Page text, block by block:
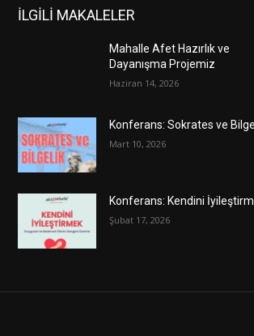
İLGİLİ MAKALELER
Mahalle Afet Hazırlık ve
Dayanışma Projemiz
Haziran 14, 2026
Konferans: Sokrates ve
Mart 10, 2026
Konferans: Kendini
Şubat 17, 2026